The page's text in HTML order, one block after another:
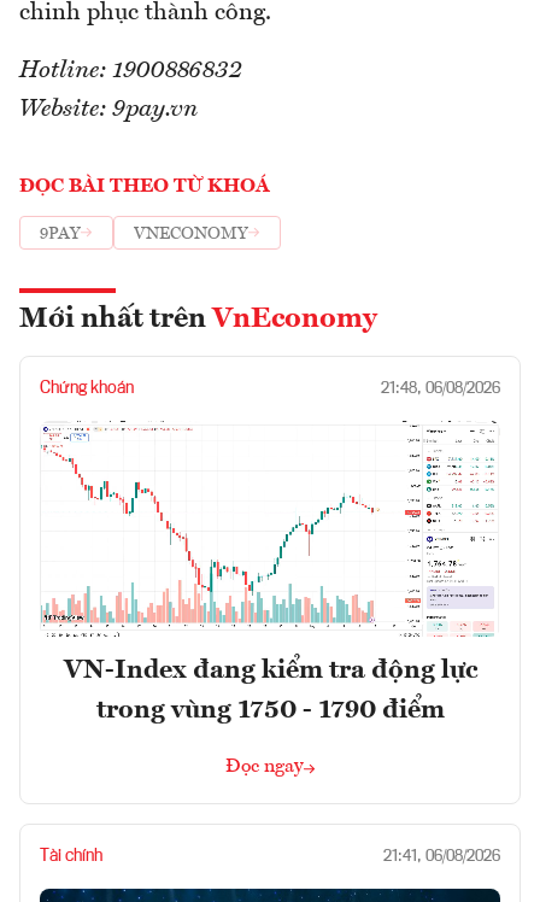
chinh phục thành công.
Hotline: 1900886832
Website: 9pay.vn
ĐỌC BÀI THEO TỪ KHOÁ
9PAY VNECONOMY
Mới nhất trên VnEconomy
Chứng khoán 21:48, 06/08/2026
VN-Index đang kiểm tra động lực
trong vùng 1750 - 1790 điểm
Đọc ngay
Tài chính 21:41, 06/08/2026